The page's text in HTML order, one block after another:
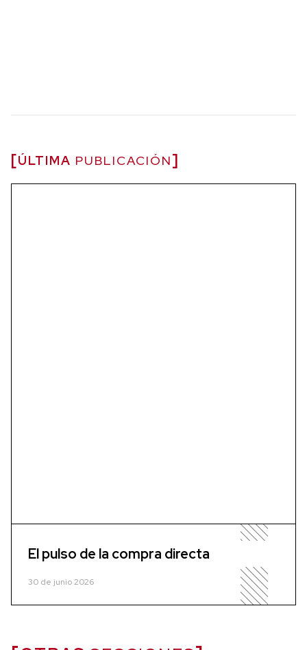
ÚLTIMA PUBLICACIÓN
El pulso de la compra directa
30 de junio 2026